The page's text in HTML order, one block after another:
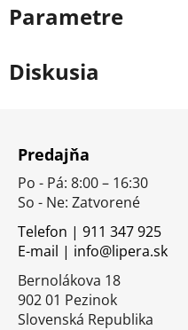
Parametre
Diskusia
Predajňa
Po - Pá: 8:00 – 16:30
So - Ne: Zatvorené
Telefon | 911 347 925
E-mail | info@lipera.sk
Bernolákova 18
902 01 Pezinok
Slovenská Republika